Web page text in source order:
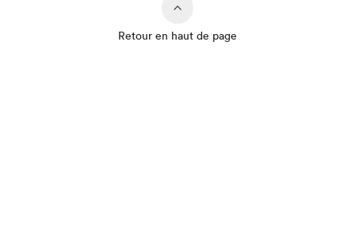
Retour en haut de page